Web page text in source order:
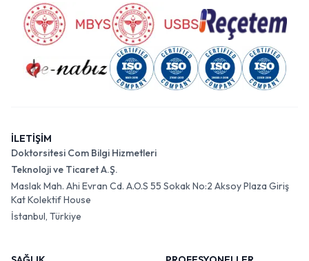
İLETİŞİM
Doktorsitesi Com Bilgi Hizmetleri
Teknoloji ve Ticaret A.Ş.
Maslak Mah. Ahi Evran Cd. A.O.S 55 Sokak No:2 Aksoy Plaza Giriş
Kat Kolektif House
İstanbul, Türkiye